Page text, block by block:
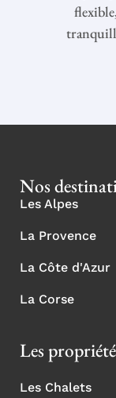
Nos
Les Alpes
La Provence
La Côte d'Azur
La Corse
Les
Les Chalets